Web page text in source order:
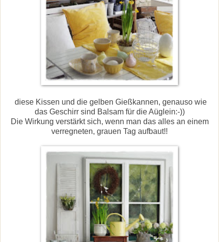
diese Kissen und die gelben Gießkannen, genauso wie
das Geschirr sind Balsam für die Aüglein:-))
Die Wirkung verstärkt sich, wenn man das alles an einem
verregneten, grauen Tag aufbaut!!